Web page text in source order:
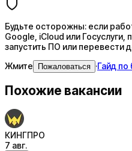
Будьте осторожны: если
Google, iCloud или Госуслуги,
запустить ПО или перевести
Жмите
Пожаловаться ·Гайд по
Похожие вакансии
КИНГПРО
7 авг.